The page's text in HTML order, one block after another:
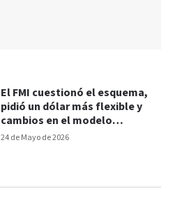
24 de Mayo de 2026
El FMI cuestionó el esquema,
pidió un dólar más flexible y
cambios en el modelo
antiinflacionario